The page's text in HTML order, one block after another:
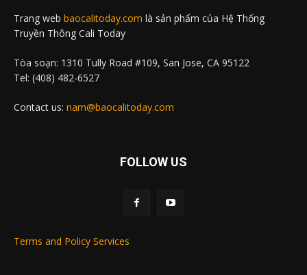
Trang web baocalitoday.com là sản phẩm của Hệ Thống
Truyền Thông Cali Today
Tòa soạn: 1310 Tully Road #109, San Jose, CA 95122
Tel: (408) 482-6527
Contact us: nam@baocalitoday.com
FOLLOW US
Terms and Policy Services